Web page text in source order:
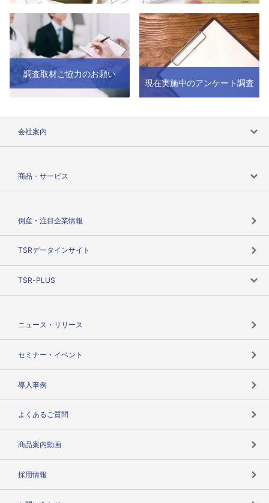
調査取材ご協力のお願い
現在実施中のアンケート調査
会社案内
商品・サービス
倒産・注目企業情報
TSRデータインサイト
TSR-PLUS
ニュース・リリース
セミナー・イベント
導入事例
よくあるご質問
商品案内動画
採用情報